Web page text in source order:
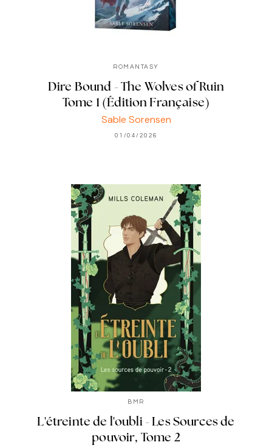
ROMANTASY
Dire Bound - The Wolves of Ruin
Tome 1 (Édition Française)
Sable Sorensen
01/04/2026
BMR
L'étreinte de l'oubli - Les Sources de
pouvoir, Tome 2